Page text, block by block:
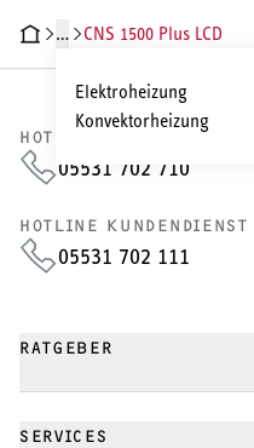
DATENDOKUMENTE
…
Elektroheizung
Konvektorheizung
CNS 1500 Plus LCD
HOTLINE VERTRIEB
05531 702 710
HOTLINE KUNDENDIENST
05531 702 111
RATGEBER
SERVICES